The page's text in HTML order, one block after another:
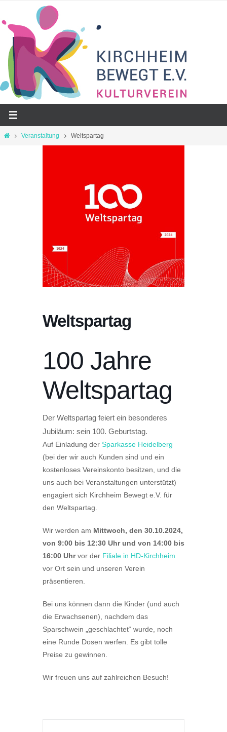
Inhalt
springen
StartVeranstaltung Weltspartag
Weltspartag
100 Jahre
Weltspartag
Der Weltspartag feiert ein besonderes
Jubiläum: sein 100. Geburtstag.
Auf Einladung der Sparkasse Heidelberg
(bei der wir auch Kunden sind und ein
kostenloses Vereinskonto besitzen, und die
uns auch bei Veranstaltungen unterstützt)
engagiert sich Kirchheim Bewegt e.V. für
den Weltspartag.
Wir werden am Mittwoch, den 30.10.2024,
von 9:00 bis 12:30 Uhr und von 14:00 bis
16:00 Uhrvor der Filiale in HD-Kirchheim
vor Ort sein und unseren Verein
präsentieren.
Bei uns können dann die Kinder (und auch
die Erwachsenen), nachdem das
Sparschwein „geschlachtet“ wurde, noch
eine Runde Dosen werfen. Es gibt tolle
Preise zu gewinnen.
Wir freuen uns auf zahlreichen Besuch!